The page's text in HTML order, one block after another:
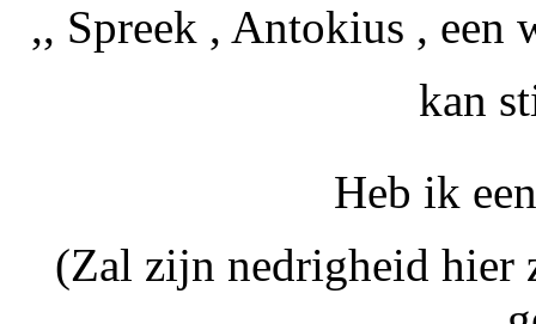
,, Spreek , Antokius , een
kan
Heb ik
(Zal zijn nedrigheid hier